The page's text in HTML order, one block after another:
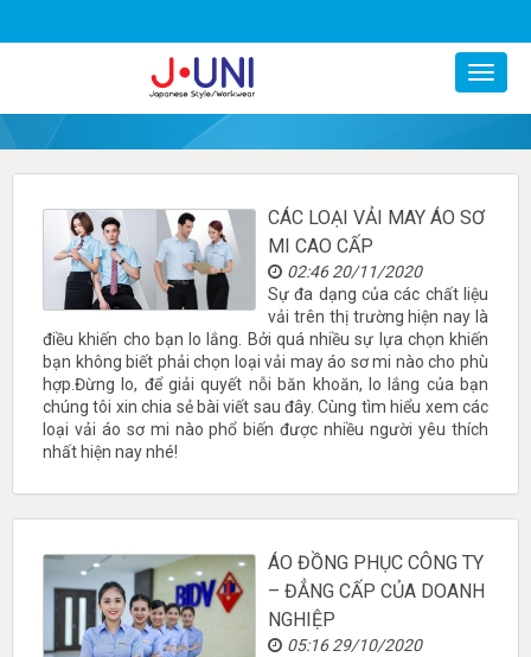
CÁC LOẠI VẢI MAY ÁO SƠ
MI CAO CẤP
02:46 20/11/2020
Sự đa dạng của các chất liệu
vải trên thị trường hiện nay là
điều khiến cho bạn lo lắng. Bởi quá nhiều sự lựa chọn khiến
bạn không biết phải chọn loại vải may áo sơ mi nào cho phù
hợp.Đừng lo, để giải quyết nỗi băn khoăn, lo lắng của bạn
chúng tôi xin chia sẻ bài viết sau đây. Cùng tìm hiểu xem các
loại vải áo sơ mi nào phổ biến được nhiều người yêu thích
nhất hiện nay nhé!
ÁO ĐỒNG PHỤC CÔNG TY
– ĐẲNG CẤP CỦA DOANH
NGHIỆP
05:16 29/10/2020